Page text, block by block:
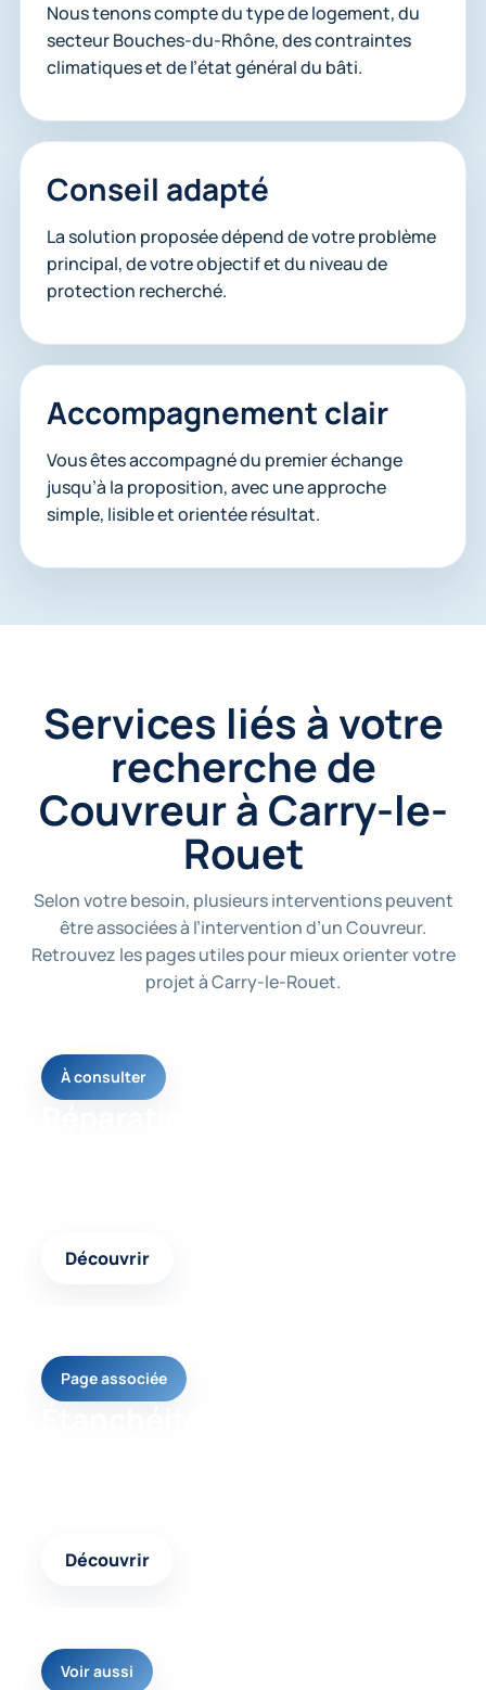
Nous tenons compte du type de logement, du
secteur Bouches-du-Rhône, des contraintes
climatiques et de l’état général du bâti.
Conseil adapté
La solution proposée dépend de votre problème
principal, de votre objectif et du niveau de
protection recherché.
Accompagnement clair
Vous êtes accompagné du premier échange
jusqu’à la proposition, avec une approche
simple, lisible et orientée résultat.
Services liés à votre
recherche de
Couvreur à Carry-le-
Rouet
Selon votre besoin, plusieurs interventions peuvent
être associées à l’intervention d’un Couvreur.
Retrouvez les pages utiles pour mieux orienter votre
projet à Carry-le-Rouet.
À consulter
Découvrir
Page associée
Découvrir
Voir aussi